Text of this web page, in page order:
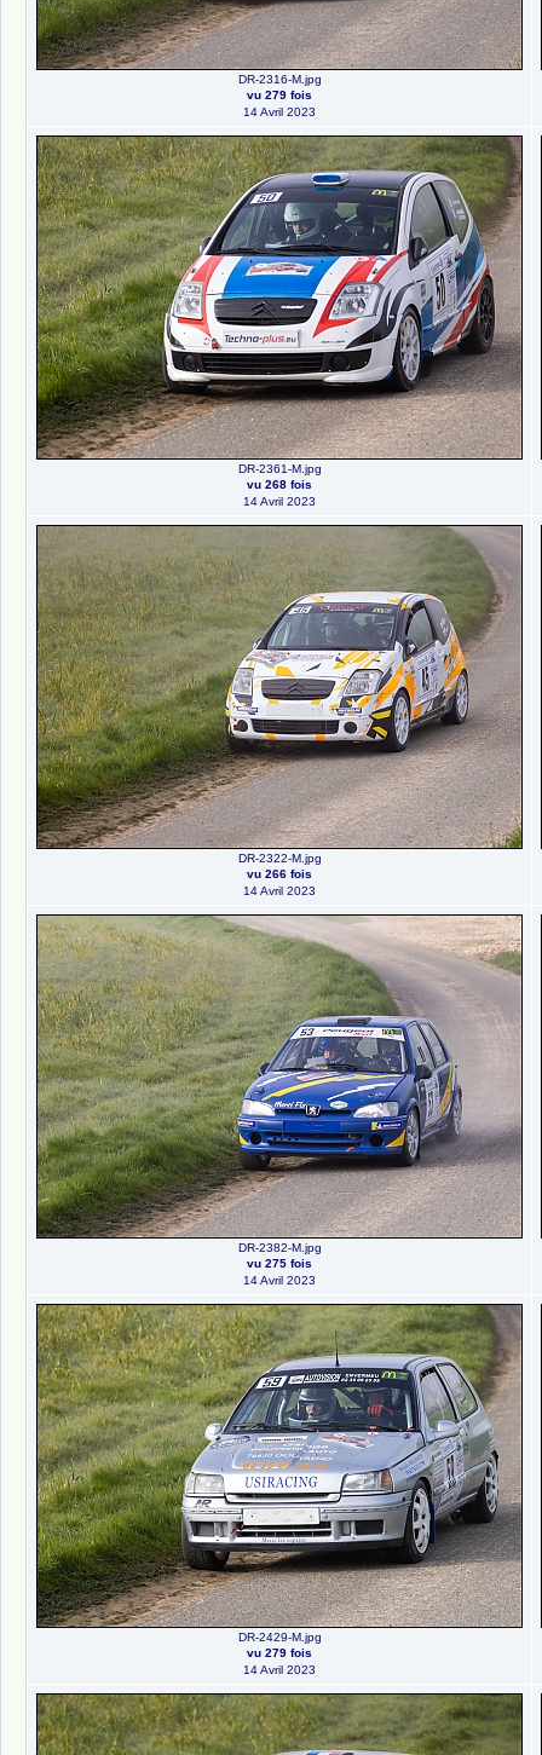
DR-2316-M.jpg
vu 279 fois
14 Avril 2023
DR-2361-M.jpg
vu 268 fois
14 Avril 2023
DR-2322-M.jpg
vu 266 fois
14 Avril 2023
DR-2382-M.jpg
vu 275 fois
14 Avril 2023
DR-2429-M.jpg
vu 279 fois
14 Avril 2023